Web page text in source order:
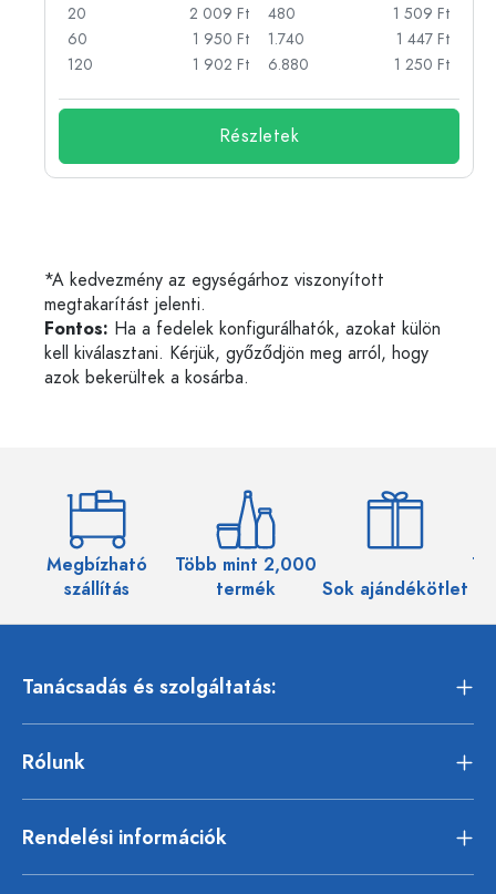
20
2 009 Ft
60
1 950 Ft
120
1 902 Ft
480
1 509 Ft
1.740
1 447 Ft
6.880
1 250 Ft
Részletek
*A kedvezmény az egységárhoz viszonyított
megtakarítást jelenti.
Fontos: Ha a fedelek konfigurálhatók, azokat külön
kell kiválasztani. Kérjük, győződjön meg arról, hogy
azok bekerültek a kosárba.
Megbízható
szállítás
Több mint 2,000
termék
Sok ajándékötlet
Tanácsadás és szolgáltatás:
Rólunk
Rendelési információk